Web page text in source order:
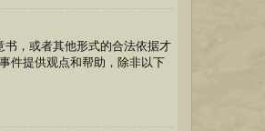
，或者其他形式的合法依据才
件提供观点和帮助，除非以下